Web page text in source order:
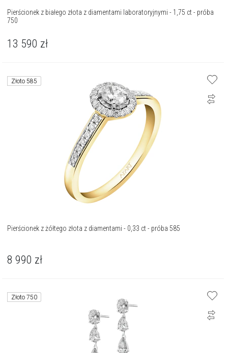
Pierścionek z białego złota z diamentami laboratoryjnymi - 1,75 ct - próba
750
13 590 zł
Złoto 585
Pierścionek z żółtego złota z diamentami - 0,33 ct - próba 585
8 990 zł
Złoto 750